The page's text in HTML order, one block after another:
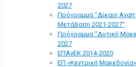
2027
Πρόγραμμα “Δίκαιη
Μετάβαση 2021-2027”
Πρόγραμμα “Δυτική
2027
ΕΠΑνΕΚ 2014-2020
ΕΠ «Kεντρική